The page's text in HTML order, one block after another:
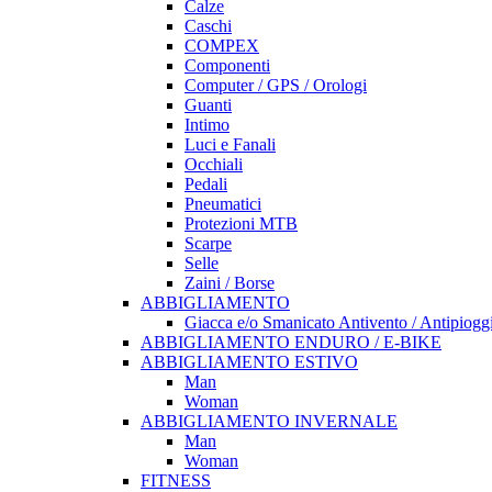
Calze
Caschi
COMPEX
Componenti
Computer / GPS / Orologi
Guanti
Intimo
Luci e Fanali
Occhiali
Pedali
Pneumatici
Protezioni MTB
Scarpe
Selle
Zaini / Borse
ABBIGLIAMENTO
Giacca e/o Smanicato Antivento /
ABBIGLIAMENTO ENDURO / E-BIKE
ABBIGLIAMENTO ESTIVO
Man
Woman
ABBIGLIAMENTO INVERNALE
Man
Woman
FITNESS